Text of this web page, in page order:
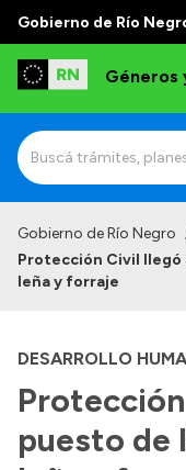
Gobierno de Río
Géneros
Institucional
Programas y
Observatorio
Normativa
Gobierno de Río Negro
Protección Civil llegó
leña y forraje
DESARROLLO
puesto de